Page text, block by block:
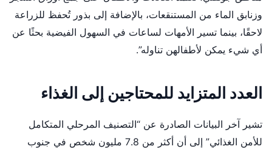
وزنابق الماء من المستنقعات، بالإضافة إلى بذور تُحفظ للزراعة
لاحقًا، بينما تسير الأمهات لساعات في السهول الفيضية بحثًا عن
أي شيء يمكن لأطفالهن تناوله”.
العدد المتزايد للمحتاجين إلى الغذاء
تشير آخر البيانات الصادرة عن “التصنيف المرحلي المتكامل
للأمن الغذائي” إلى أن أكثر من 7.8 مليون شخص في جنوب